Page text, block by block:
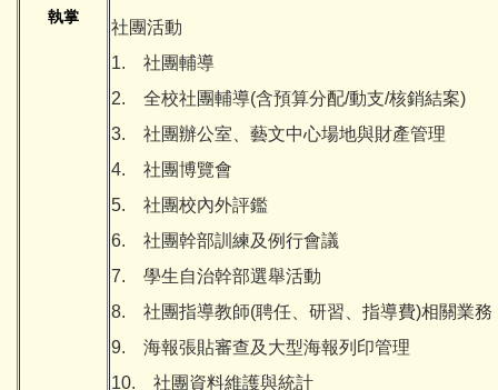
執掌
社團活動
1. 社團輔導
2. 全校社團輔導(含預算分配/動支/核銷結案)
3. 社團辦公室、藝文中心場地與財產管理
4. 社團博覽會
5. 社團校內外評鑑
6. 社團幹部訓練及例行會議
7. 學生自治幹部選舉活動
8. 社團指導教師(聘任、研習、指導費)相關業務
9. 海報張貼審查及大型海報列印管理
10. 社團資料維護與統計